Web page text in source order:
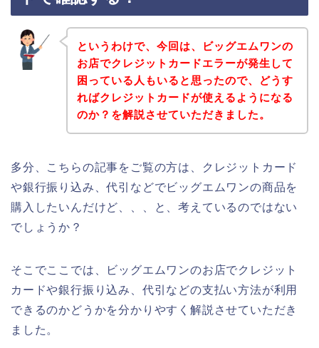
というわけで、今回は、ビッグエムワンの
お店でクレジットカードエラーが発生して
困っている人もいると思ったので、どうす
ればクレジットカードが使えるようになる
のか？を解説させていただきました。
多分、こちらの記事をご覧の方は、クレジットカード
や銀行振り込み、代引などでビッグエムワンの商品を
購入したいんだけど、、、と、考えているのではない
でしょうか？
そこでここでは、ビッグエムワンのお店でクレジット
カードや銀行振り込み、代引などの支払い方法が利用
できるのかどうかを分かりやすく解説させていただき
ました。